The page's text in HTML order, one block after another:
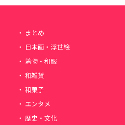
まとめ
日本画・浮世絵
着物・和服
和雑貨
和菓子
エンタメ
歴史・文化